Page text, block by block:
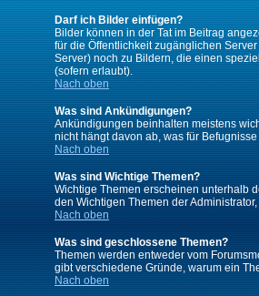
Darf ich Bilder einfügen?
Bilder können in der Tat im Beitrag
für die Öffentlichkeit zugänglichen
Server) noch zu Bildern, die einen
(sofern erlaubt).
Nach oben
Was sind Ankündigungen?
Ankündigungen beinhalten meistens
nicht hängt davon ab, was für
Nach oben
Was sind Wichtige Themen?
Wichtige Themen erscheinen unterhalb
den Wichtigen Themen der
Nach oben
Was sind geschlossene Themen?
Themen werden entweder vom
gibt verschiedene Gründe, warum ein
Nach oben